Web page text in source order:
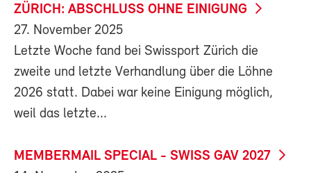
ZÜRICH: ABSCHLUSS OHNE EINIGUNG
27. November 2025
Letzte Woche fand bei Swissport Zürich die
zweite und letzte Verhandlung über die Löhne
2026 statt. Dabei war keine Einigung möglich,
weil das letzte...
MEMBERMAIL SPECIAL - SWISS GAV 2027